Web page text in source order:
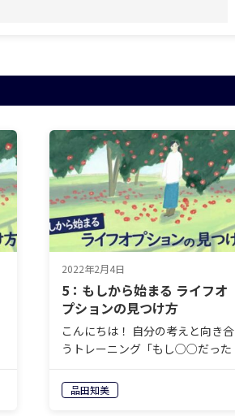
2022年2月4日
5：もしから始まる ライフオ
プションの見つけ方
こんにちは！ 自分の考えと向き合
うトレーニング「もし○○だった
も行っていきましょう。 誰かに発
表する必要もないので、リラック
品田知美